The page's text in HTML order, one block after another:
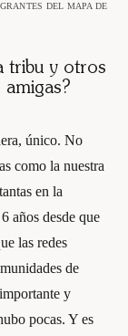
DEL MAPA DE
tribu y otros
único. No
como la nuestra
en la
años desde que
las redes
de
y
pocas. Y es